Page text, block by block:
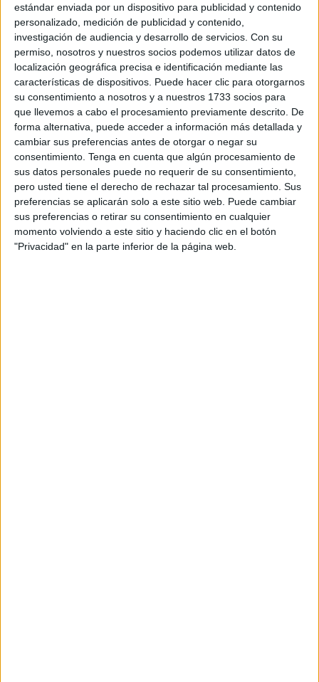
estándar enviada por un dispositivo para publicidad y contenido
personalizado, medición de publicidad y contenido,
investigación de audiencia y desarrollo de servicios. Con su
permiso, nosotros y nuestros socios podemos utilizar datos de
localización geográfica precisa e identificación mediante las
características de dispositivos. Puede hacer clic para otorgarnos
su consentimiento a nosotros y a nuestros 1733 socios para
que llevemos a cabo el procesamiento previamente descrito. De
forma alternativa, puede acceder a información más detallada y
cambiar sus preferencias antes de otorgar o negar su
consentimiento. Tenga en cuenta que algún procesamiento de
sus datos personales puede no requerir de su consentimiento,
pero usted tiene el derecho de rechazar tal procesamiento. Sus
preferencias se aplicarán solo a este sitio web. Puede cambiar
sus preferencias o retirar su consentimiento en cualquier
momento volviendo a este sitio y haciendo clic en el botón
"Privacidad" en la parte inferior de la página web.
ha celebrado a San Juan de Dios, considerado como el
precursor de la enfermería moderna.
Los primeros galardonados de esta edición han sido tres
grupos que han participado en el torneo deportivo que se
desarrolla en la facultad para conmemorar al Patrón.
‘Primero B de enfermería’ han sido los ganadores de la
medalla de oro. Le siguen ‘Los vale’ y los ‘Retirados club’.
Acto seguido se procedió a la entrega de placas, una
distinción dedicada fundamentalmente a docentes del
grado. Este premio se ha concedido a Mario Barrientos por
su larga trayectoria en la facultad y a María Isabel Tovar,
cuyo galardón ha sido recogido por un familiar.